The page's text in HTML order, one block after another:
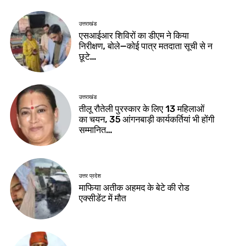
उत्तराखंड
एसआईआर शिविरों का डीएम ने किया
निरीक्षण, बोले—कोई पात्र मतदाता सूची से न
छूटे…
उत्तराखंड
तीलू रौतेली पुरस्कार के लिए 13 महिलाओं
का चयन, 35 आंगनबाड़ी कार्यकर्तियां भी होंगी
सम्मानित…
उत्तर प्रदेश
माफिया अतीक अहमद के बेटे की रोड
एक्सीडेंट में मौत